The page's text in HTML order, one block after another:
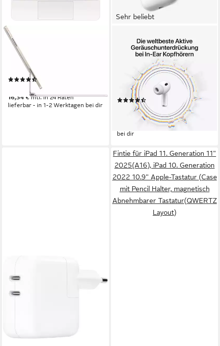
APPLE
Magic Keyboard für das 11"
iPad Air (M3) – Deutsch iPad-
Tastatur
16,34 €mtl. in 24 Raten
lieferbar - in 1-2 Werktagen bei dir
Sehr beliebt
AirPods Pro 3 wireless In-
Ear-Kopfhörer
Bluetooth Verbindung
10 Std. max. Laufzeit
Bluetooth
244,82 €
mtl. in 12 Raten
lieferbar - am nächsten Werktag
bei dir
Fintie für iPad 11. Generation 11"
2025(A16), iPad 10. Generation
2022 10.9" Apple-Tastatur (Case
mit Pencil Halter, magnetisch
Abnehmbarer Tastatur(QWERTZ
Layout)